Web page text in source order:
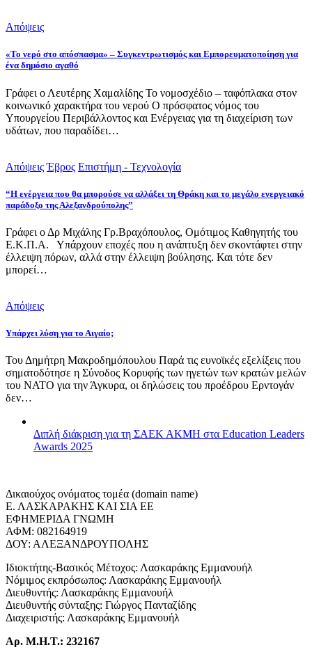
Απόψεις
«Το νερό στο απόσπασμα» – Συγκεντρωτισμός και Εμπορευματοποίηση για
ένα δημόσιο αγαθό
Γράφει ο Λευτέρης Χαμαλίδης Το νομοσχέδιο – ταφόπλακα στον
κοινωνικό χαρακτήρα του νερού Ο πρόσφατος νόμος του
Υπουργείου Περιβάλλοντος και Ενέργειας για τη διαχείριση των
υδάτων, που παραδίδει…
Απόψεις Έβρος Επιστήμη - Τεχνολογία
“Η ενέργεια που θα μπορούσε να αλλάξει τη Θράκη και το μεγάλο ενεργειακό
παράδοξο της Αλεξανδρούπολης”
Γράφει ο Δρ Μιχάλης Γρ.Βραχόπουλος, Ομότιμος Καθηγητής του
Ε.Κ.Π.Α. Υπάρχουν εποχές που η ανάπτυξη δεν σκοντάφτει στην
έλλειψη πόρων, αλλά στην έλλειψη βούλησης. Και τότε δεν
μπορεί…
Απόψεις
Υπάρχει λύση για το Αιγαίο;
Του Δημήτρη Μακροδημόπουλου Παρά τις ευνοϊκές εξελίξεις που
σηματοδότησε η Σύνοδος Κορυφής των ηγετών των κρατών μελών
του ΝΑΤΟ για την Άγκυρα, οι δηλώσεις του προέδρου Ερντογάν
δεν…
Διπλή διάκριση για τη ΣΑΕΚ ΑΚΜΗ στα Education Leaders
Awards 2025
Δικαιούχος ονόματος τομέα (domain name)
Ε. ΛΑΣΚΑΡΑΚΗΣ ΚΑΙ ΣΙΑ ΕΕ
ΕΦΗΜΕΡΙΔΑ ΓΝΩΜΗ
ΑΦΜ: 082164919
ΔΟΥ: ΑΛΕΞΑΝΔΡΟΥΠΟΛΗΣ
Ιδιοκτήτης-Βασικός Μέτοχος: Λασκαράκης Εμμανουήλ
Νόμιμος εκπρόσωπος: Λασκαράκης Εμμανουήλ
Διευθυντής: Λασκαράκης Εμμανουήλ
Διευθυντής σύνταξης: Γιώργος Πανταζίδης
Διαχειριστής: Λασκαράκης Εμμανουήλ
Αρ. Μ.Η.Τ.: 232167